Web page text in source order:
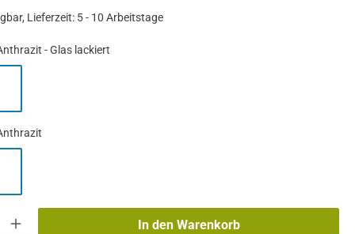
Lieferzeit: 5 - 10 Arbeitstage
- Glas lackiert
In den Warenkorb